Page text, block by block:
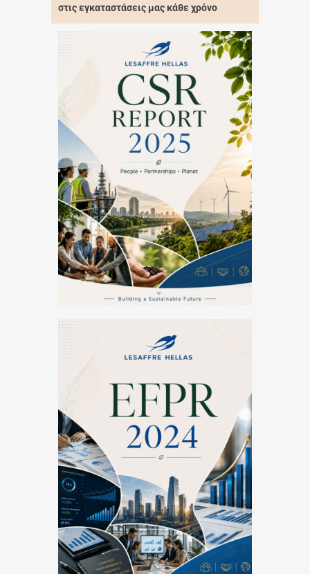
στις εγκαταστάσεις μας κάθε χρόνο